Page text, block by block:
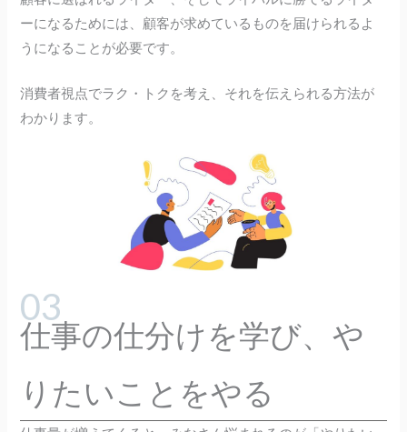
ーになるためには、顧客が求めているものを届けられるよ
うになることが必要です。
消費者視点でラク・トクを考え、それを伝えられる方法が
わかります。
仕事の仕分けを学び、や
りたいことをやる